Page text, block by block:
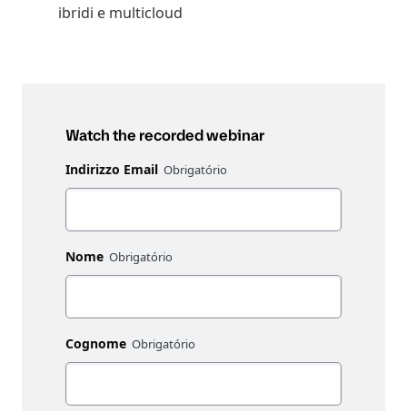
ibridi e multicloud
Watch the recorded webinar
Indirizzo Email
Nome
Cognome